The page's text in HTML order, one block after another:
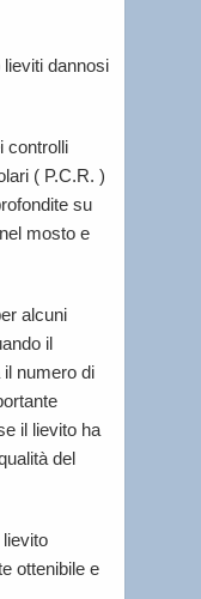
dannosi
controlli
( P.C.R. )
su
mosto e
alcuni
il
numero di
il lievito ha
del
ottenibile e